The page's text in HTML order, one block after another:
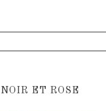
ET ROSE